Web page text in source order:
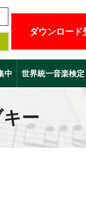
ダウンロード
中 世界統一音楽検
ー